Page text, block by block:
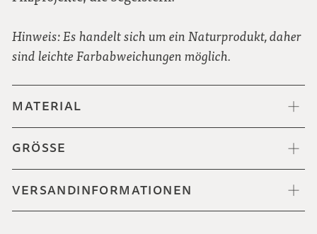
Hinweis: Es handelt sich um ein Naturprodukt, daher
sind leichte Farbabweichungen möglich.
MATERIAL
GRÖSSE
VERSANDINFORMATIONEN